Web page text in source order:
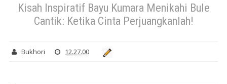
Kisah Inspiratif Bayu Kumara Menikahi Bule
Cantik: Ketika Cinta Perjuangkanlah!
Bukhori 12.27.00